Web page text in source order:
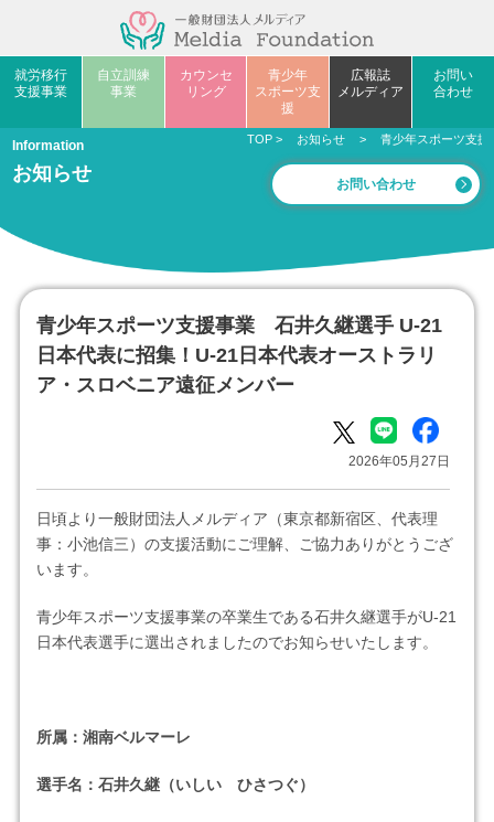
就労移行
支援事業
自立訓練
事業
カウンセ
リング
青少年
スポーツ支
援
広報誌
メルディア
お問い
合わせ
Information
お知らせ
TOP > お知らせ > 青少年スポーツ支
お問い合わせ
青少年スポーツ支援事業 石井久継選手 U-21
日本代表に招集！U-21日本代表オーストラリ
ア・スロベニア遠征メンバー
2026年05月27日
日頃より一般財団法人メルディア（東京都新宿区、代表理
事：小池信三）の支援活動にご理解、ご協力ありがとうござ
います。
青少年スポーツ支援事業の卒業生である石井久継選手がU-21
日本代表選手に選出されましたのでお知らせいたします。
所属：湘南ベルマーレ
選手名：石井久継（いしい ひさつぐ）